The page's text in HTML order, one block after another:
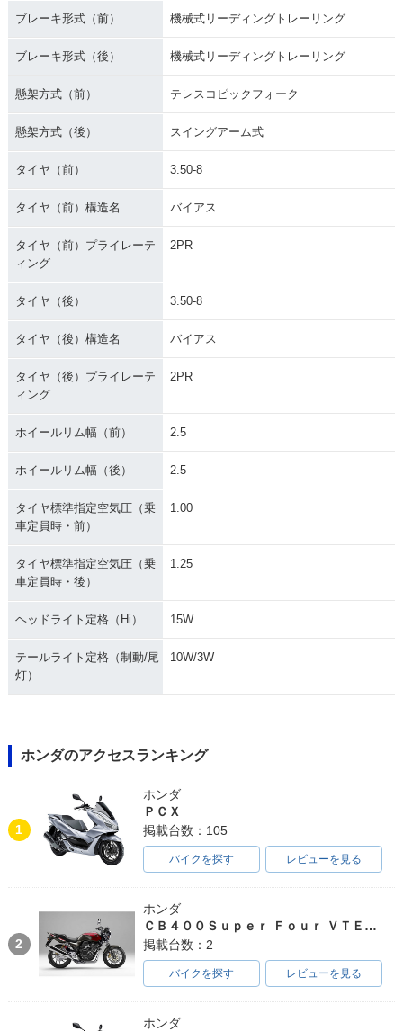
ェンジ
ェンジ
ェンジ
100・新登場
ブレーキ形式（前） 機械式リーディングトレーリング
ブレーキ形式（後） 機械式リーディングトレーリング
懸架方式（前） テレスコピックフォーク
懸架方式（後） スイングアーム式
タイヤ（前） 3.50-8
タイヤ（前）構造名 バイアス
タイヤ（前）プライレーテ
ィング
2PR
タイヤ（後） 3.50-8
タイヤ（後）構造名 バイアス
タイヤ（後）プライレーテ
ィング
2PR
ホイールリム幅（前） 2.5
ホイールリム幅（後） 2.5
タイヤ標準指定空気圧（乗
車定員時・前）
1.00
タイヤ標準指定空気圧（乗
車定員時・後）
1.25
ヘッドライト定格（Hi） 15W
テールライト定格（制動/尾
灯）
10W/3W
ホンダのアクセスランキング
1
ホンダ
ＰＣＸ
掲載台数：105
バイクを探す レビューを見る
2
ホンダ
ＣＢ４００Ｓｕｐｅｒ Ｆｏｕｒ ＶＴＥＣ ＳＰＥＣ３
掲載台数：2
バイクを探す レビューを見る
ホンダ